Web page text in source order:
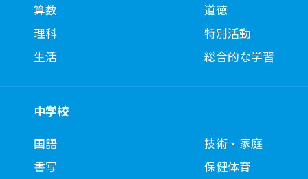
算数
理科
生活
道徳
特別活動
総合的な学習
中学校
国語
書写
技術・家庭
保健体育